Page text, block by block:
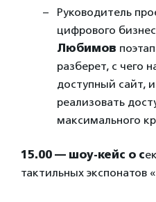
Руководитель
цифрового
Любимов
разберет, с чего
доступный сайт,
реализовать
максимального
15.00 — шоу-кейс о с
тактильных экспонатов